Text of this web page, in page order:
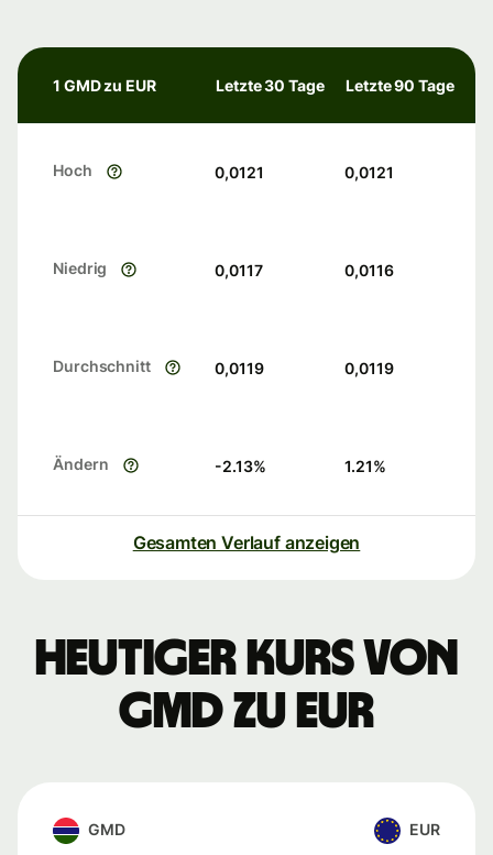
1 GMD zu EUR Letzte 30 Tage Letzte 90 Tage
Hoch 0,0121 0,0121
Niedrig 0,0117 0,0116
Durchschnitt 0,0119 0,0119
Ändern -2.13% 1.21%
Gesamten Verlauf anzeigen
Heutiger Kurs von
GMD zu EUR
GMD EUR